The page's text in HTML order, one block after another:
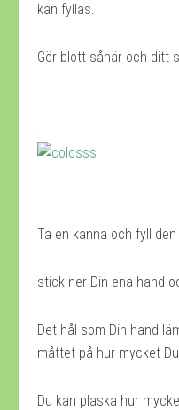
kan fyllas.
Gör blott såhär och ditt
Ta en kanna och fyll
stick ner Din ena hand
Det hål som Din hand
måttet på hur mycket
Du kan plaska hur